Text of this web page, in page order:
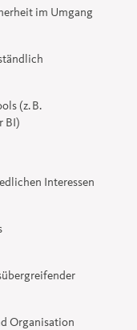
im Umgang
(z. B.
BI)
Interessen
Organisation